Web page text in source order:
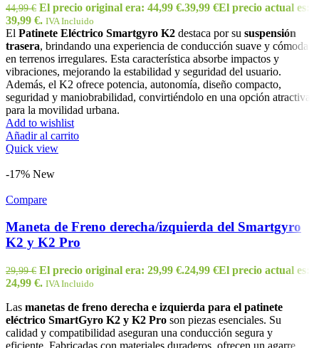
44,99€ El precio original era: 44,99 €.39,99 €El precio actual es:
39,99 €. IVA Incluido
El Patinete Eléctrico Smartgyro K2 destaca por su suspensión
trasera, brindando una experiencia de conducción suave y cómoda
en terrenos irregulares. Esta característica absorbe impactos y
vibraciones, mejorando la estabilidad y seguridad del usuario.
Además, el K2 ofrece potencia, autonomía, diseño compacto,
seguridad y maniobrabilidad, convirtiéndolo en una opción atractiva
para la movilidad urbana.
Add to wishlist
Añadir al carrito
Quick view
-17% New
Compare
Maneta de Freno derecha/izquierda del Smartgyro
K2 y K2 Pro
29,99€ El precio original era: 29,99 €.24,99 €El precio actual es:
24,99 €. IVA Incluido
Las manetas de freno derecha e izquierda para el patinete
eléctrico SmartGyro K2 y K2 Pro son piezas esenciales. Su
calidad y compatibilidad aseguran una conducción segura y